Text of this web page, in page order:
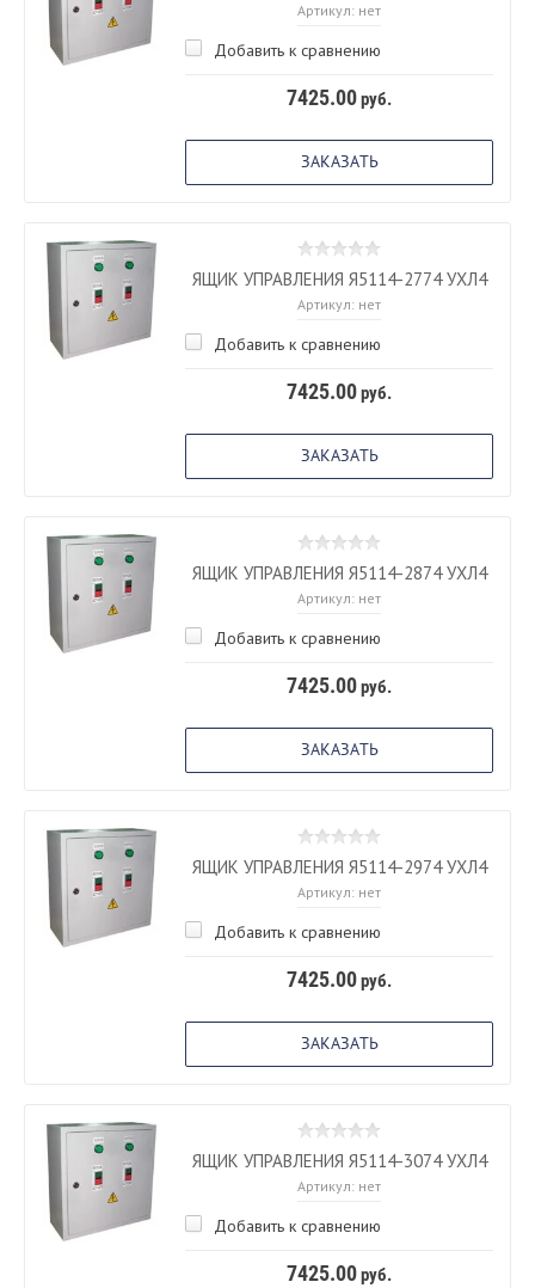
Артикул: нет
Добавить к сравнению
7425.00руб.
ЗАКАЗАТЬ
ЯЩИК УПРАВЛЕНИЯ Я5114-2774 УХЛ4
Артикул: нет
Добавить к сравнению
7425.00руб.
ЗАКАЗАТЬ
ЯЩИК УПРАВЛЕНИЯ Я5114-2874 УХЛ4
Артикул: нет
Добавить к сравнению
7425.00руб.
ЗАКАЗАТЬ
ЯЩИК УПРАВЛЕНИЯ Я5114-2974 УХЛ4
Артикул: нет
Добавить к сравнению
7425.00руб.
ЗАКАЗАТЬ
ЯЩИК УПРАВЛЕНИЯ Я5114-3074 УХЛ4
Артикул: нет
Добавить к сравнению
7425.00руб.